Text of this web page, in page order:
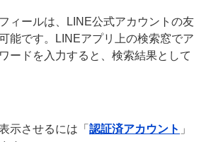
ィールは、LINE公式アカウントの友
能です。LINEアプリ上の検索窓でア
ードを入力すると、検索結果として
示させるには「 認証済アカウント 」